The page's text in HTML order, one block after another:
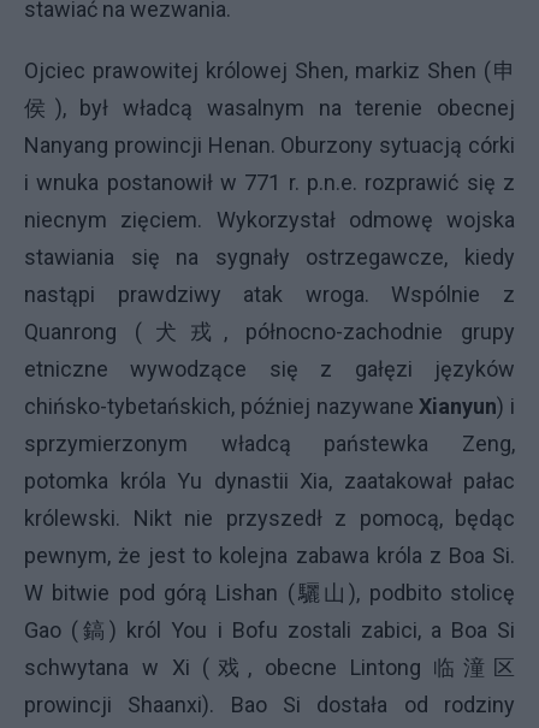
stawiać na wezwania.
Ojciec prawowitej królowej Shen, markiz Shen (申
侯), był władcą wasalnym na terenie obecnej
Nanyang prowincji Henan. Oburzony sytuacją córki
i wnuka postanowił w 771 r. p.n.e. rozprawić się z
niecnym zięciem. Wykorzystał odmowę wojska
stawiania się na sygnały ostrzegawcze, kiedy
nastąpi prawdziwy atak wroga. Wspólnie z
Quanrong (犬戎, północno-zachodnie grupy
etniczne wywodzące się z gałęzi języków
chińsko-tybetańskich, później nazywaneXianyun) i
sprzymierzonym władcą państewka Zeng,
potomka króla Yu dynastii Xia, zaatakował pałac
królewski. Nikt nie przyszedł z pomocą, będąc
pewnym, że jest to kolejna zabawa króla z Boa Si.
W bitwie pod górą Lishan (驪山), podbito stolicę
Gao (鎬) król You i Bofu zostali zabici, a Boa Si
schwytana w Xi (戏, obecne Lintong 临潼区
prowincji Shaanxi). Bao Si dostała od rodziny